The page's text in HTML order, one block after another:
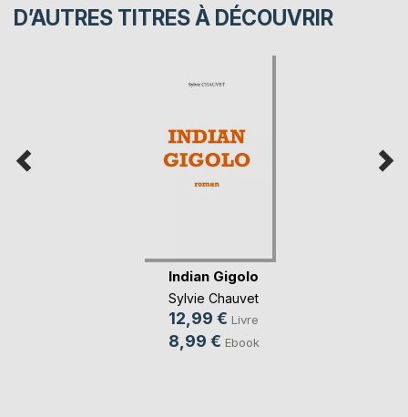
D’AUTRES TITRES À DÉCOUVRIR
Indian Gigolo
Sylvie Chauvet
12,99 € Livre
8,99 € Ebook